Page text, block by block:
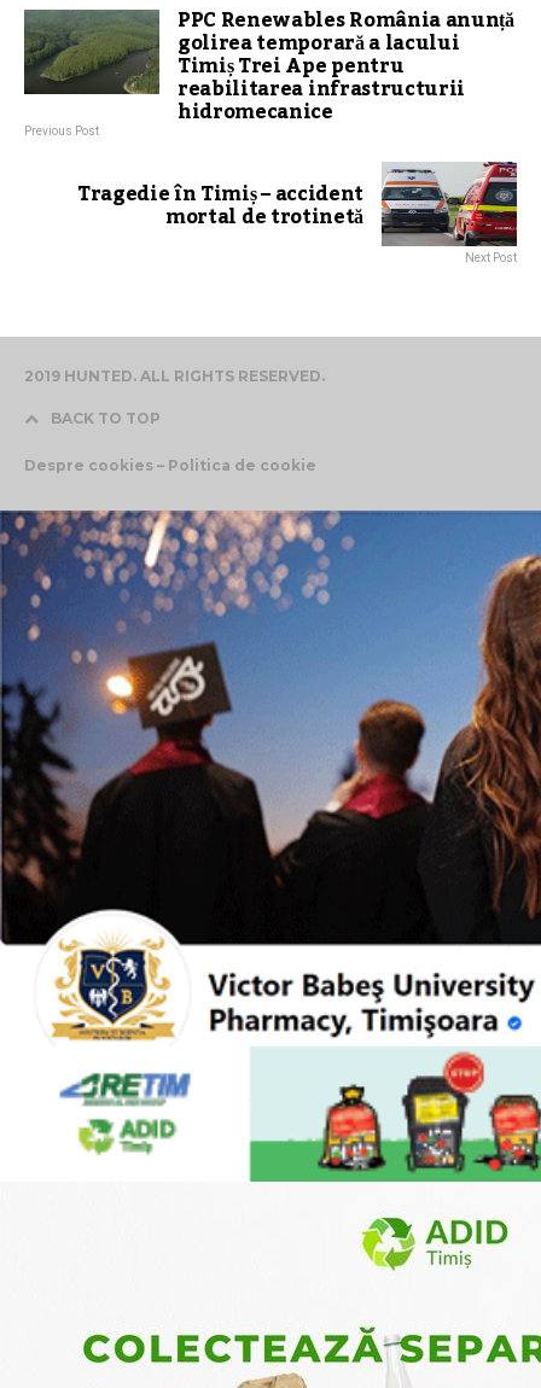
PPC Renewables România anunță
golirea temporară a lacului
Timiș Trei Ape pentru
reabilitarea infrastructurii
hidromecanice
Previous Post
Tragedie în Timiș – accident
mortal de trotinetă
Next Post
2019 HUNTED. ALL RIGHTS RESERVED.
BACK TO TOP
Despre cookies – Politica de cookie